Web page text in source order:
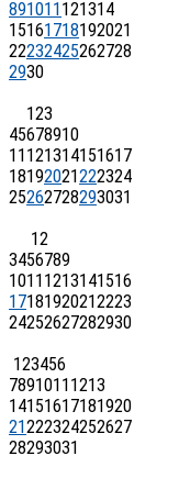
891011 121314
15161718192021
22232425262728
2930
123
45678910
11 121314151617
18192021222324
25262728293031
12
3456789
1011 1213141516
17181920212223
24252627282930
123456
7891011 1213
14151617181920
21222324252627
28293031